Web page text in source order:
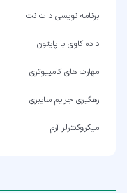
برنامه نویسی دات نت
داده کاوی با پایتون
مهارت های کامپیوتری
رهگیری جرایم سایبری
میکروکنترلر آرم